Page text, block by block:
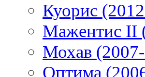
Куорис
Мажентис II
Мохав
Оптима